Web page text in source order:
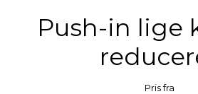
Push-in lige
Pris fra